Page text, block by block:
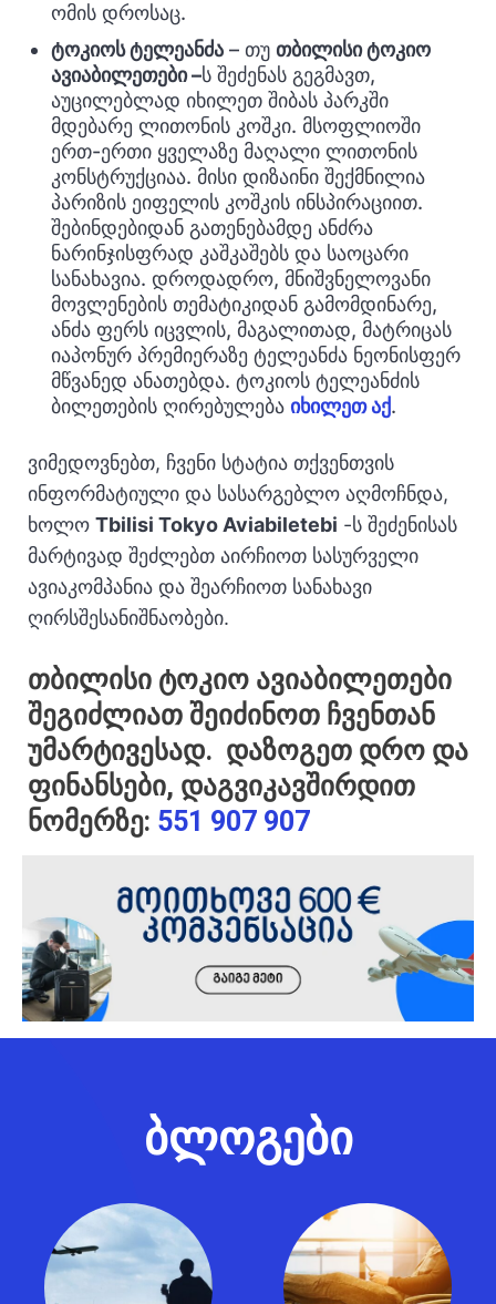
ომის დროსაც.
ტოკიოს ტელეანძა – თუ თბილისი ტოკიო
ავიაბილეთები –ს შეძენას გეგმავთ,
აუცილებლად იხილეთ შიბას პარკში
მდებარე ლითონის კოშკი. მსოფლიოში
ერთ-ერთი ყველაზე მაღალი ლითონის
კონსტრუქციაა. მისი დიზაინი შექმნილია
პარიზის ეიფელის კოშკის ინსპირაციით.
შებინდებიდან გათენებამდე ანძრა
ნარინჯისფრად კაშკაშებს და საოცარი
სანახავია. დროდადრო, მნიშვნელოვანი
მოვლენების თემატიკიდან გამომდინარე,
ანძა ფერს იცვლის, მაგალითად, მატრიცას
იაპონურ პრემიერაზე ტელეანძა ნეონისფერ
მწვანედ ანათებდა. ტოკიოს ტელეანძის
ბილეთების ღირებულება იხილეთ აქ.
ვიმედოვნებთ, ჩვენი სტატია თქვენთვის
ინფორმატიული და სასარგებლო აღმოჩნდა,
ხოლო Tbilisi Tokyo Aviabiletebi -ს შეძენისას
მარტივად შეძლებთ აირჩიოთ სასურველი
ავიაკომპანია და შეარჩიოთ სანახავი
ღირსშესანიშნაობები.
თბილისი ტოკიო ავიაბილეთები
შეგიძლიათ შეიძინოთ ჩვენთან
უმარტივესად. დაზოგეთ დრო და
ფინანსები, დაგვიკავშირდით
ნომერზე: 551 907 907
ბლოგები